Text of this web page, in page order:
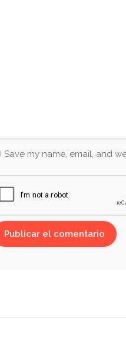
Save my name, email, and